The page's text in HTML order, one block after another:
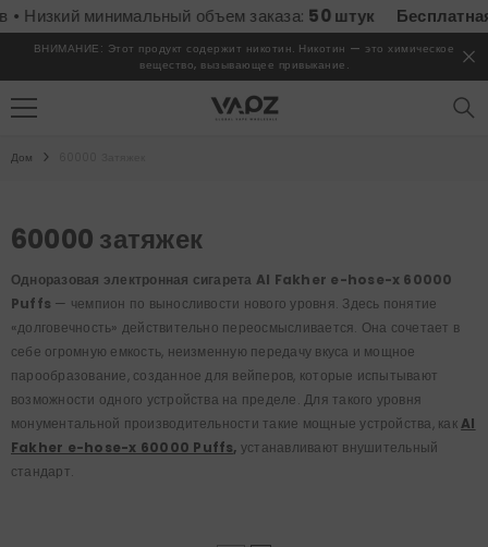
объем заказа:50 штук Бесплатная
ВНИМАНИЕ: Этот продукт содержит никотин. Никотин — это химическое
вещество, вызывающее привыкание.
Дом
60000 затяжек
Одноразовая электронная сигарета Al Fakher e-hose-x 60000
Puffs — чемпион по выносливости нового уровня. Здесь понятие
«долговечность» действительно переосмысливается. Она сочетает в
себе огромную емкость, неизменную передачу вкуса и мощное
парообразование, созданное для вейперов, которые испытывают
возможности одного устройства на пределе. Для такого уровня
монументальной производительности такие мощные устройства, какAl
Fakher e-hose-x 60000 Puffs, устанавливают внушительный
стандарт.